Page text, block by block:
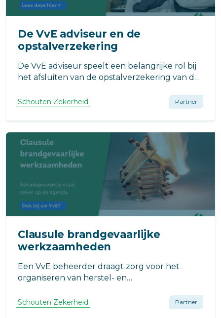
De VvE adviseur en de
opstalverzekering
De VvE adviseur speelt een belangrijke rol bij
het afsluiten van de opstalverzekering van de
het signaleren van risicowijzigingen en het op
de juiste wijze doorgeven daarvan aan de
verzekeraar.
Schouten Zekerheid Partner
Clausule brandgevaarlijke
werkzaamheden
Een VvE beheerder draagt zorg voor het
organiseren van herstel- en
gebouwen van de VvE. Daarbij kunnen ook
Schouten Zekerheid Partner